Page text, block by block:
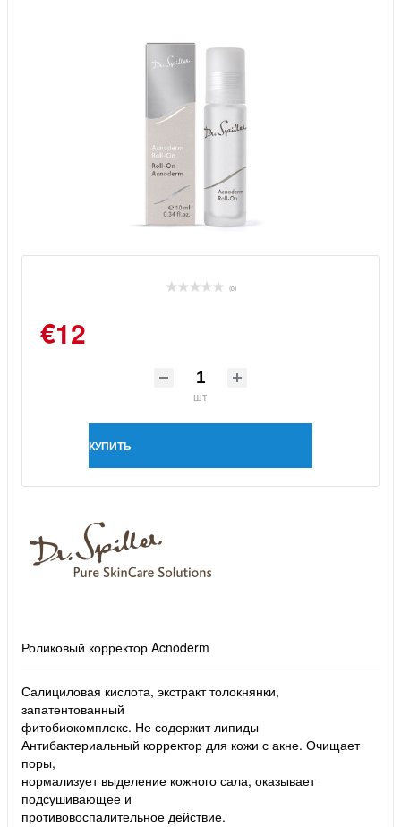
(0)
€12
шт
КУПИТЬ
Роликовый корректор Acnoderm
Салициловая кислота, экстракт толокнянки,
запатентованный
фитобиокомплекс. Не содержит липиды
Антибактериальный корректор для кожи с акне. Очищает
поры,
нормализует выделение кожного сала, оказывает
подсушивающее и
противовоспалительное действие.